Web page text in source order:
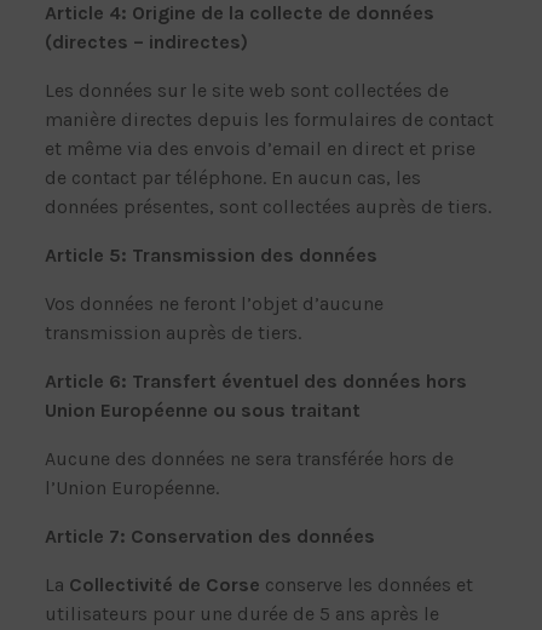
Article 4: Origine de la collecte de données
(directes – indirectes)
Les données sur le site web sont collectées de
manière directes depuis les formulaires de contact
et même via des envois d’email en direct et prise
de contact par téléphone. En aucun cas, les
données présentes, sont collectées auprès de tiers.
Article 5: Transmission des données
Vos données ne feront l’objet d’aucune
transmission auprès de tiers.
Article 6: Transfert éventuel des données hors
Union Européenne ou sous traitant
Aucune des données ne sera transférée hors de
l’Union Européenne.
Article 7: Conservation des données
La Collectivité de Corse conserve les données et
utilisateurs pour une durée de 5 ans après le